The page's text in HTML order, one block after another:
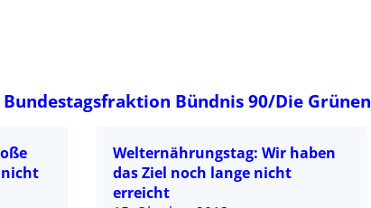
Bündnis 90/Die Grünen
Welternährungstag: Wir haben
das Ziel noch lange nicht
erreicht